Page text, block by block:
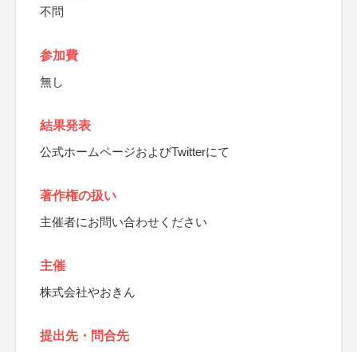
不問
参加費
無し
結果発表
公式ホームページおよびTwitterにて
著作権の扱い
主催者にお問い合わせください
主催
株式会社やおきん
提出先・問合先